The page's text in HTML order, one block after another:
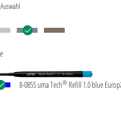
8-0855 uma Tech® Refill 1.0 blue